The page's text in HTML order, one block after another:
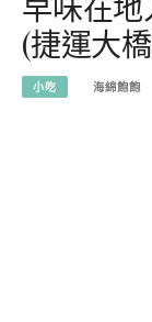
(捷運大
小吃 海綿飽飽